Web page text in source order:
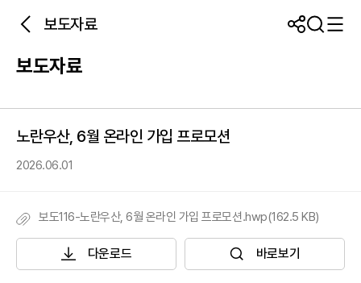
보도자료
보도자료
노란우산, 6월 온라인 가입 프로모션
2026.06.01
보도116-노란우산, 6월 온라인 가입 프로모션.hwp(162.5 KB)
다운로드 바로보기